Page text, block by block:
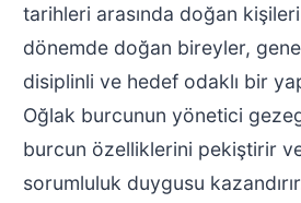
tarihleri arasında doğan
dönemde doğan bireyler,
disiplinli ve hedef odaklı bir
Oğlak burcunun yönetici
burcun özelliklerini pekiştirir
sorumluluk duygusu